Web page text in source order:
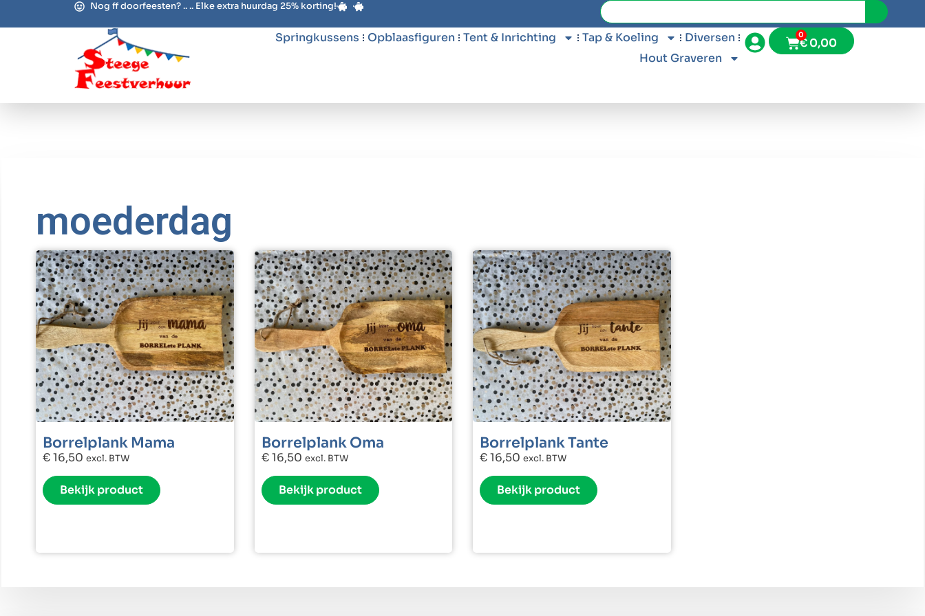
Nog ff doorfeesten? .. .. Elke extra huurdag 25% korting!
Springkussens Opblaasfiguren Tent & Inrichting Tap & Koeling
Diversen
Hout Graveren
€0,00
0
moederdag
Borrelplank Mama
€16,50 excl. BTW
Bekijk product
Borrelplank Oma
€16,50 excl. BTW
Bekijk product
Borrelplank Tante
€16,50 excl. BTW
Bekijk product